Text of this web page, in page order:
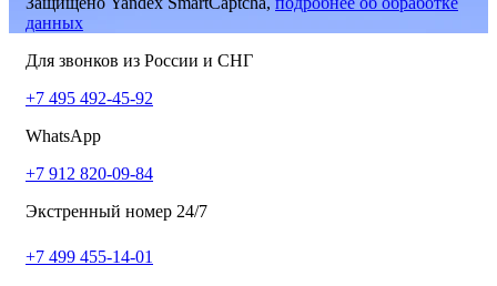
данных
Для звонков из России и СНГ
+7 495 492-45-92
WhatsApp
+7 912 820-09-84
Экстренный номер 24/7
+7 499 455-14-01